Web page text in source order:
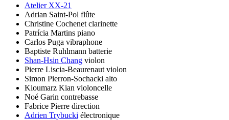
Atelier XX-21
Adrian Saint-Pol flûte
Christine Cochenet clarinette
Patrícia Martins piano
Carlos Puga vibraphone
Baptiste Ruhlmann batterie
Shan-Hsin Chang violon
Pierre Liscia-Beaurenaut violon
Simon Pierron-Sochacki alto
Kioumarz Kian violoncelle
Noé Garin contrebasse
Fabrice Pierre direction
Adrien Trybucki électronique